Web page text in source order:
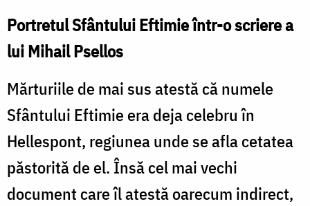
Portretul Sfântului Eftimie într-o scriere a
lui Mihail Psellos
Mărturiile de mai sus atestă că numele
Sfântului Eftimie era deja celebru în
Hellespont, regiunea unde se afla cetatea
păstorită de el. Însă cel mai vechi
document care îl atestă oarecum indirect,